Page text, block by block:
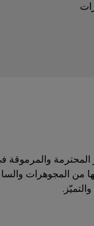
الدُور المحترمة
من المجوهرات